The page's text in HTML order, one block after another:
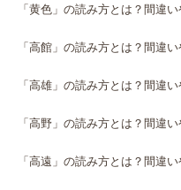
「黄色」の読み方とは？間違
「高館」の読み方とは？間違
「高雄」の読み方とは？間違
「高野」の読み方とは？間違
「高遠」の読み方とは？間違